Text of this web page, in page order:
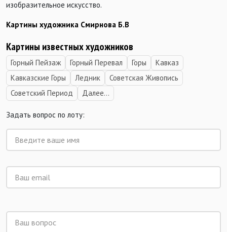
изобразительное искусство.
Картины художника Смирнова Б.В
Картины известных художников
Горный Пейзаж Горный Перевал Горы
Кавказ
Кавказские Горы
Ледник
Советская Живопись
Советский Период
Далее...
Задать вопрос по лоту: